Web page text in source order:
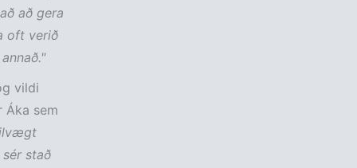
að gera
oft verið
vildi
Áka sem
stað